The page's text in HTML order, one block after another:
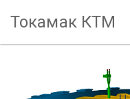
Токамак КТМ